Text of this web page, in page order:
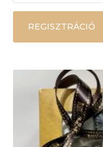
REGISZTRÁCIÓ